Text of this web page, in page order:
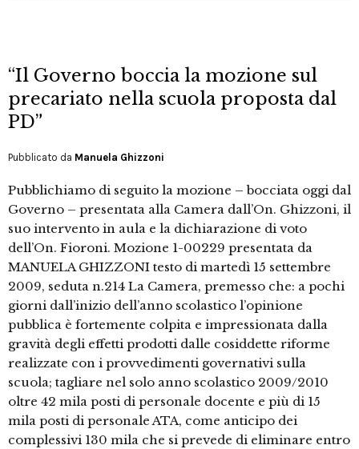
“Il Governo boccia la mozione sul
precariato nella scuola proposta dal
PD”
Pubblicato da Manuela Ghizzoni
Pubblichiamo di seguito la mozione – bocciata oggi dal
Governo – presentata alla Camera dall’On. Ghizzoni, il
suo intervento in aula e la dichiarazione di voto
dell’On. Fioroni. Mozione 1-00229 presentata da
MANUELA GHIZZONI testo di martedì 15 settembre
2009, seduta n.214 La Camera, premesso che: a pochi
giorni dall’inizio dell’anno scolastico l’opinione
pubblica è fortemente colpita e impressionata dalla
gravità degli effetti prodotti dalle cosiddette riforme
realizzate con i provvedimenti governativi sulla
scuola; tagliare nel solo anno scolastico 2009/2010
oltre 42 mila posti di personale docente e più di 15
mila posti di personale ATA, come anticipo dei
complessivi 130 mila che si prevede di eliminare entro